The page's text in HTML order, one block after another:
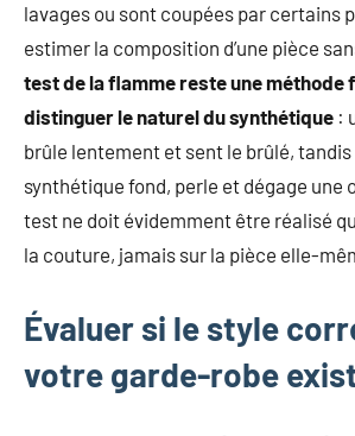
lavages ou sont coupées par certains
estimer la composition d’une pièce
test de la flamme reste une méthode
distinguer le naturel du synthétique :
brûle lentement et sent le brûlé, tandis
synthétique fond, perle et dégage une
test ne doit évidemment être réalisé
la couture, jamais sur la pièce elle-
Évaluer si le style
votre garde-robe